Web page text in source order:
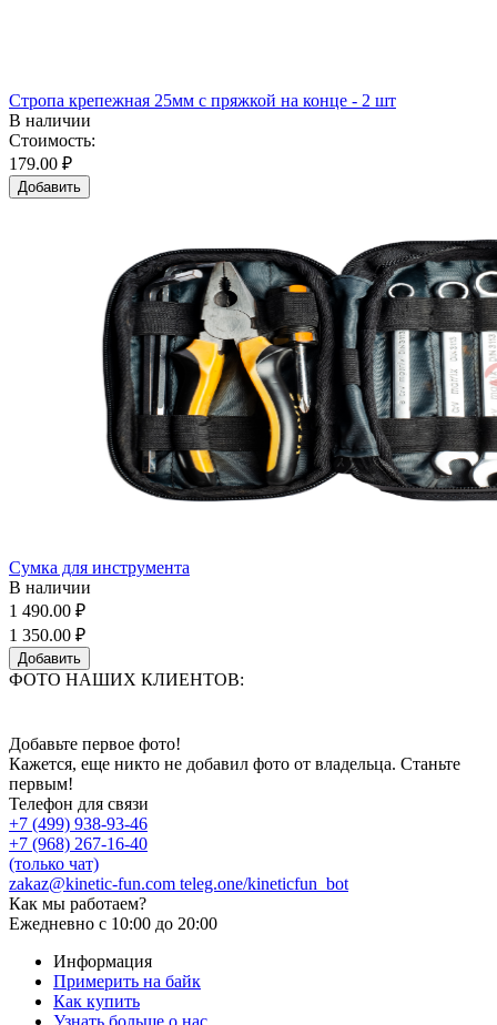
Стропа крепежная 25мм с пряжкой на конце - 2 шт
В наличии
Стоимость:
179.00 ₽
Добавить
Сумка для инструмента
В наличии
1 490.00 ₽
1 350.00 ₽
Добавить
ФОТО НАШИХ КЛИЕНТОВ:
Добавьте первое фото!
Кажется, еще никто не добавил фото от владельца. Станьте
первым!
Телефон для связи
+7 (499) 938-93-46
+7 (968) 267-16-40
(только чат)
zakaz@kinetic-fun.com teleg.one/kineticfun_bot
Как мы работаем?
Ежедневно с 10:00 до 20:00
Информация
Примерить на байк
Как купить
Узнать больше о нас